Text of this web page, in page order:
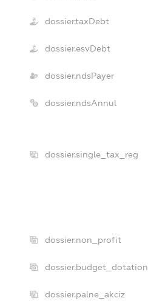
dossier.taxDebt
dossier.esvDebt
dossier.ndsPayer
dossier.ndsAnnul
dossier.single_tax_reg
dossier.non_profit
dossier.budget_dotation
dossier.palne_akciz